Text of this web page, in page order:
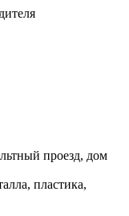
проезд, дом
пластика,